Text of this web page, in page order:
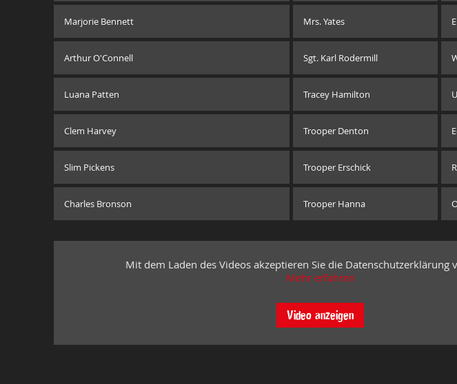
Marjorie Bennett Mrs. Yates
Arthur O'Connell Sgt. Karl Rodermill
Luana Patten Tracey Hamilton
Clem Harvey Trooper Denton
Slim Pickens Trooper Erschick
Charles Bronson Trooper Hanna
Mit dem Laden des Videos akzeptieren Sie die Datenschutzerklärung
Mehr erfahren
Video anzeigen